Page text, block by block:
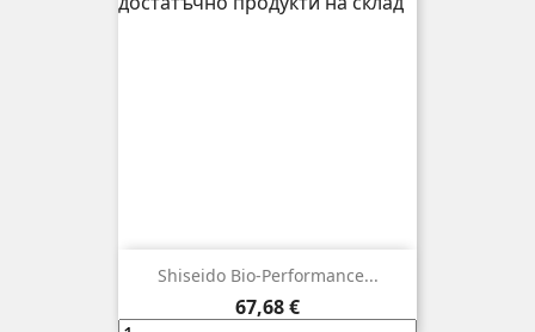
Shiseido Bio-Performance...
Цена
67,68 €